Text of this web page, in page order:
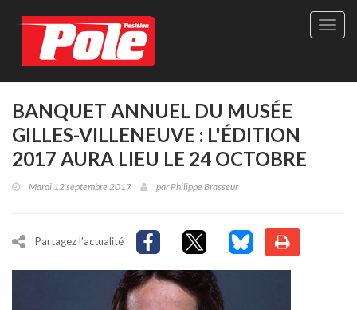
Site
BANQUET ANNUEL DU MUSÉE
GILLES-VILLENEUVE : L'ÉDITION
2017 AURA LIEU LE 24 OCTOBRE
Mardi 12 septembre 2017 parPhilippe Brasseur
Partagez l'actualité